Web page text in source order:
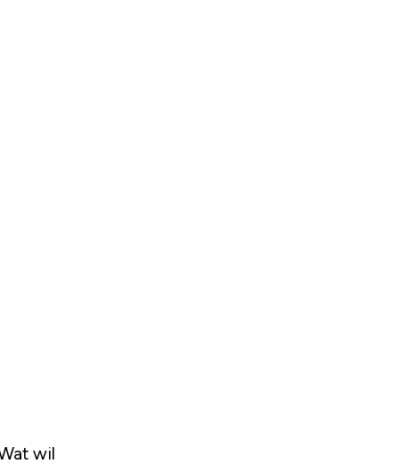
wil